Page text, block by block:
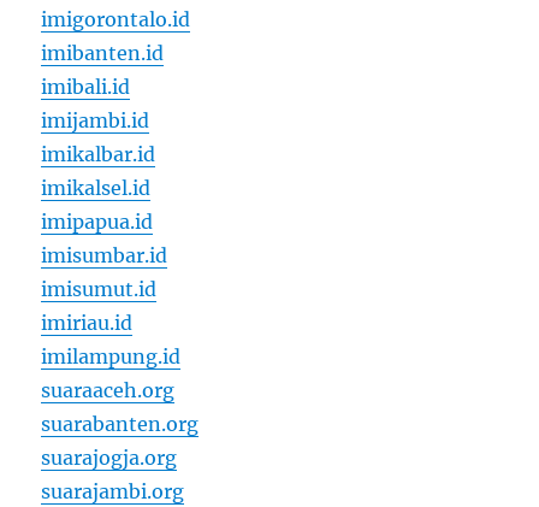
imigorontalo.id
imibanten.id
imibali.id
imijambi.id
imikalbar.id
imikalsel.id
imipapua.id
imisumbar.id
imisumut.id
imiriau.id
imilampung.id
suaraaceh.org
suarabanten.org
suarajogja.org
suarajambi.org